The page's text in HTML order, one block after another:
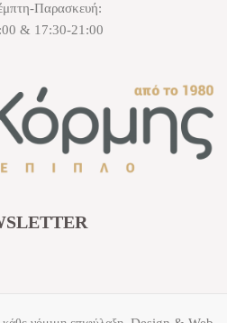
Παρασκευή:
& 17:30-21:00